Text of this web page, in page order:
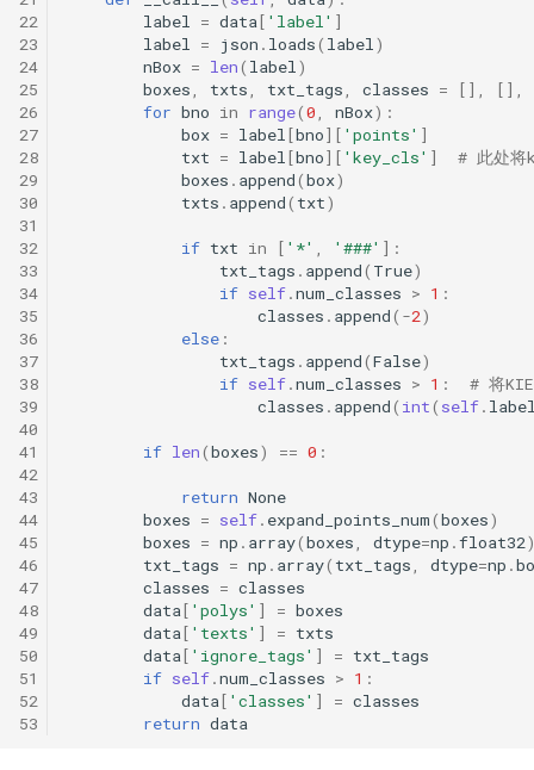
22
23
24
25
26
27
28
29
30
31
32
33
34
35
36
37
38
39
40
41
42
43
44
45
46
47
48
49
50
51
52
53
label = data [ 'label' ]
label = json . loads( label)
nBox = len( label)
boxes, txts, txt_tags, classes = [],
[],
for bno in range(0, nBox):
box = label [bno][ 'points' ]
txt = label [bno][ 'key_cls' ]
# 此处将
boxes . append(box)
txts . append( txt)
if txt in [ '*' , '###' ]:
txt_tags . append( True)
if self.num_classes > 1 :
classes . append( -2)
else :
txt_tags . append(False)
if self.num_classes > 1 :
# 将KIE
classes . append( int( self.
if len(boxes) == 0 :
return None
boxes = self. expand_points_num(boxes)
boxes = np . array(boxes, dtype=np .float32
txt_tags = np . array( txt_tags, dtype=np .
classes = classes
data [ 'polys' ] = boxes
data [ 'texts' ] = txts
data [ 'ignore_tags' ] = txt_tags
if self.num_classes > 1 :
data [ 'classes' ] = classes
return data